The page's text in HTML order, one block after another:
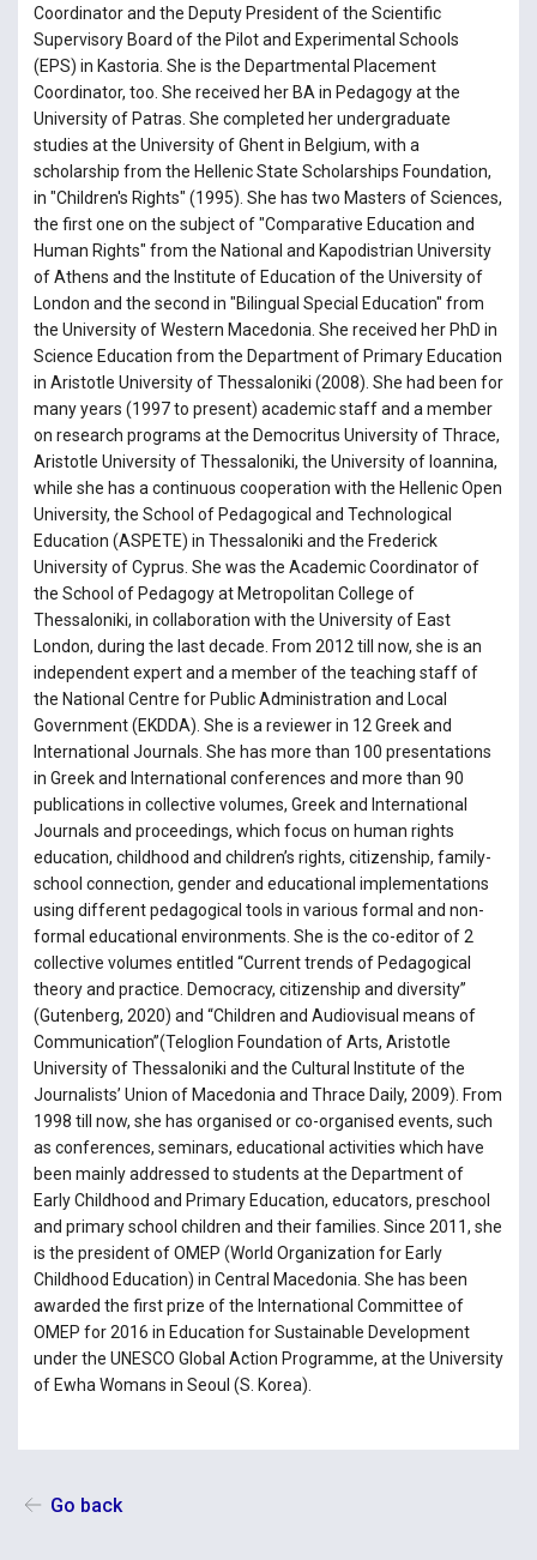
Coordinator and the Deputy President of the Scientific
Supervisory Board of the Pilot and Experimental Schools
(EPS) in Kastoria. She is the Departmental Placement
Coordinator, too. She received her BA in Pedagogy at the
University of Patras. She completed her undergraduate
studies at the University of Ghent in Belgium, with a
scholarship from the Hellenic State Scholarships Foundation,
in "Children's Rights" (1995). She has two Masters of Sciences,
the first one on the subject of "Comparative Education and
Human Rights" from the National and Kapodistrian University
of Athens and the Institute of Education of the University of
London and the second in "Bilingual Special Education" from
the University of Western Macedonia. She received her PhD in
Science Education from the Department of Primary Education
in Aristotle University of Thessaloniki (2008). She had been for
many years (1997 to present) academic staff and a member
on research programs at the Democritus University of Thrace,
Aristotle University of Thessaloniki, the University of Ioannina,
while she has a continuous cooperation with the Hellenic Open
University, the School of Pedagogical and Technological
Education (ASPETE) in Thessaloniki and the Frederick
University of Cyprus. She was the Academic Coordinator of
the School of Pedagogy at Metropolitan College of
Thessaloniki, in collaboration with the University of East
London, during the last decade. From 2012 till now, she is an
independent expert and a member of the teaching staff of
the National Centre for Public Administration and Local
Government (EKDDA). She is a reviewer in 12 Greek and
International Journals. She has more than 100 presentations
in Greek and International conferences and more than 90
publications in collective volumes, Greek and International
Journals and proceedings, which focus on human rights
education, childhood and children’s rights, citizenship, family-
school connection, gender and educational implementations
using different pedagogical tools in various formal and non-
formal educational environments. She is the co-editor of 2
collective volumes entitled “Current trends of Pedagogical
theory and practice. Democracy, citizenship and diversity”
(Gutenberg, 2020) and “Children and Audiovisual means of
Communication”(Teloglion Foundation of Arts, Aristotle
University of Thessaloniki and the Cultural Institute of the
Journalists’ Union of Macedonia and Thrace Daily, 2009). From
1998 till now, she has organised or co-organised events, such
as conferences, seminars, educational activities which have
been mainly addressed to students at the Department of
Early Childhood and Primary Education, educators, preschool
and primary school children and their families. Since 2011, she
is the president of OMEP (World Organization for Early
Childhood Education) in Central Macedonia. She has been
awarded the first prize of the International Committee of
OMEP for 2016 in Education for Sustainable Development
under the UNESCO Global Action Programme, at the University
of Ewha Womans in Seoul (S. Korea).
Go back